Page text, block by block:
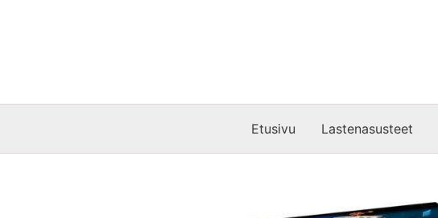
Etusivu Lastenasusteet